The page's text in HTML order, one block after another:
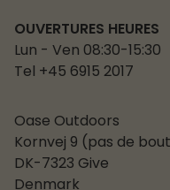
OUVERTURES HEURES
Lun - Ven 08:30-15:30
Tel +45 6915 2017
Oase Outdoors
Kornvej 9 (pas de
DK-7323 Give